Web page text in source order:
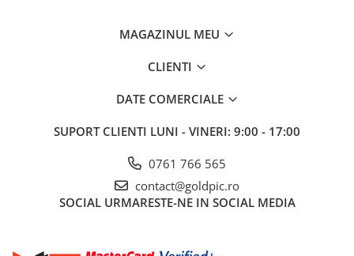
MAGAZINUL MEU
CLIENTI
DATE COMERCIALE
SUPORT CLIENTI LUNI - VINERI: 9:00 - 17:00
0761 766 565
contact@goldpic.ro
SOCIAL URMARESTE-NE IN SOCIAL MEDIA